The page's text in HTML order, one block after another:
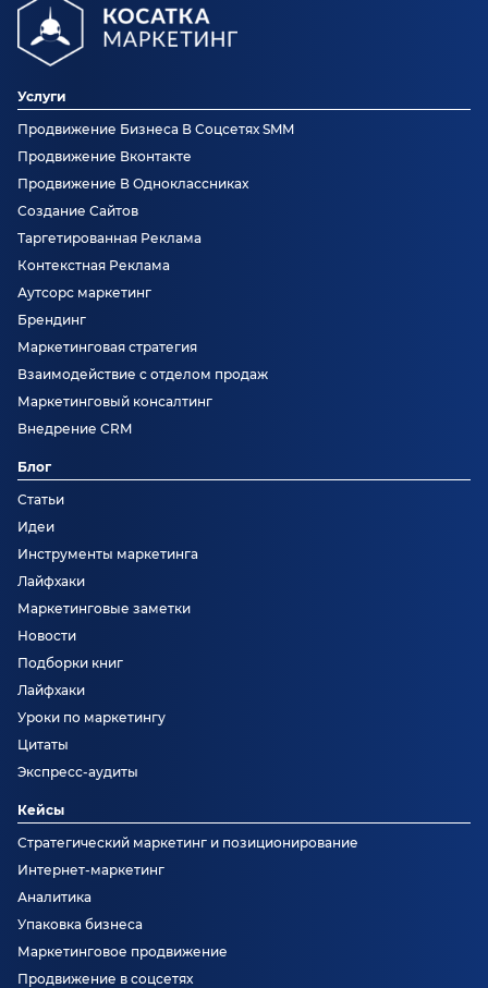
Услуги
Продвижение Бизнеса В Соцсетях SMM
Продвижение Вконтакте
Продвижение В Одноклассниках
Создание Сайтов
Таргетированная Реклама
Контекстная Реклама
Аутсорс маркетинг
Брендинг
Маркетинговая стратегия
Взаимодействие с отделом продаж
Маркетинговый консалтинг
Внедрение CRM
Блог
Статьи
Идеи
Инструменты маркетинга
Лайфхаки
Маркетинговые заметки
Новости
Подборки книг
Лайфхаки
Уроки по маркетингу
Цитаты
Экспресс-аудиты
Кейсы
Стратегический маркетинг и позиционирование
Интернет-маркетинг
Аналитика
Упаковка бизнеса
Маркетинговое продвижение
Продвижение в соцсетях